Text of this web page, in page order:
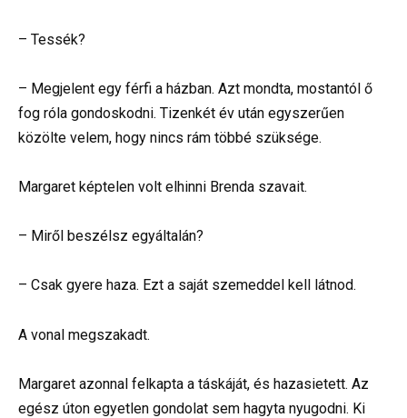
– Tessék?
– Megjelent egy férfi a házban. Azt mondta, mostantól ő
fog róla gondoskodni. Tizenkét év után egyszerűen
közölte velem, hogy nincs rám többé szüksége.
Margaret képtelen volt elhinni Brenda szavait.
– Miről beszélsz egyáltalán?
– Csak gyere haza. Ezt a saját szemeddel kell látnod.
A vonal megszakadt.
Margaret azonnal felkapta a táskáját, és hazasietett. Az
egész úton egyetlen gondolat sem hagyta nyugodni. Ki